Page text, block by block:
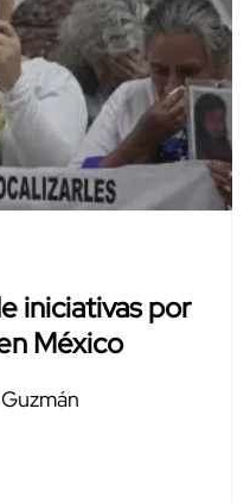
iniciativas por
México